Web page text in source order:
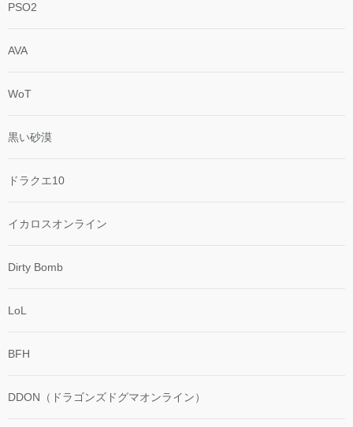
PSO2
AVA
WoT
黒い砂漠
ドラクエ10
イカロスオンライン
Dirty Bomb
LoL
BFH
DDON（ドラゴンズドグマオンライン）